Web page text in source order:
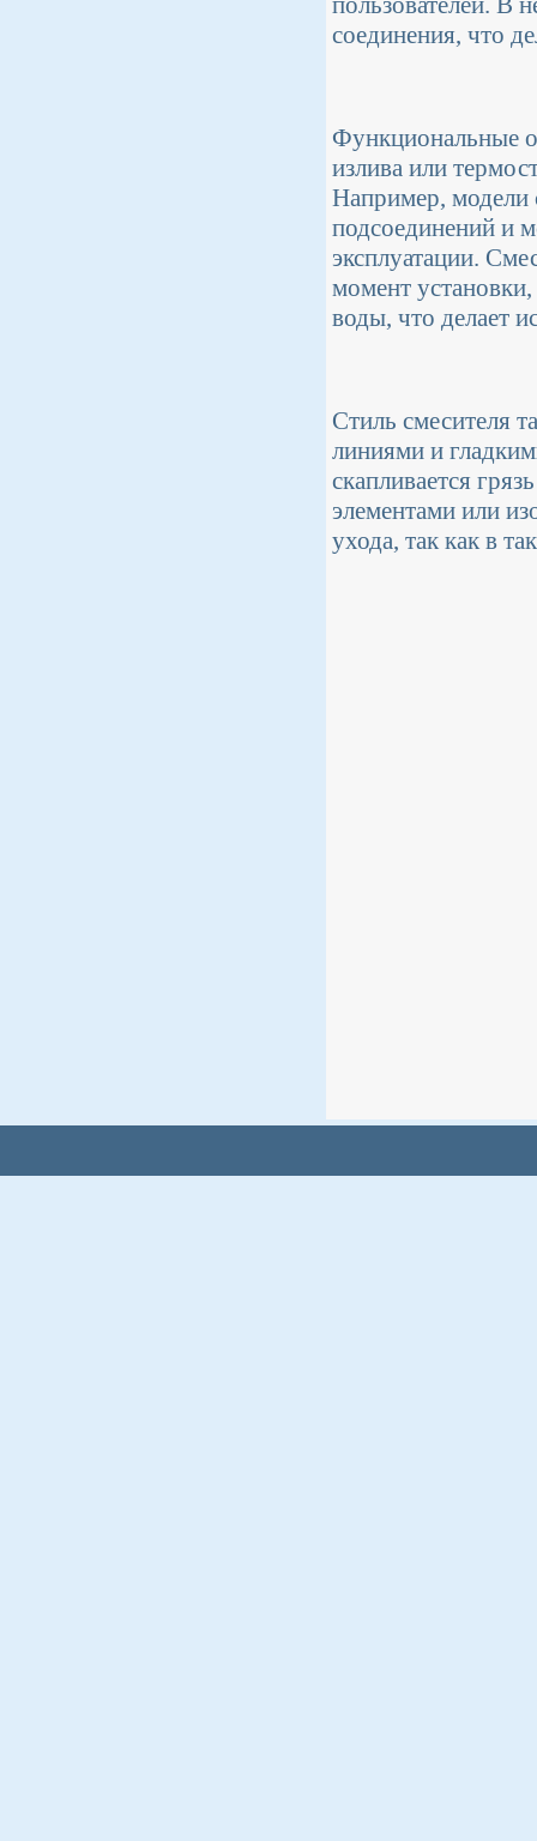
соединения, что
Функциональные
излива или
Например,
подсоединений и
эксплуатации.
момент
воды, что делает
Стиль смесителя
линиями и
скапливается
элементами или
ухода, так как в